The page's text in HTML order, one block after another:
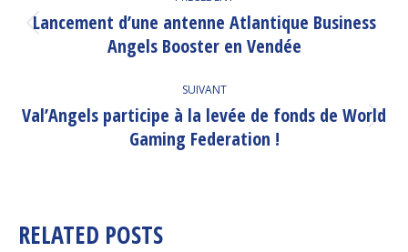
ARTICLE
Article
précédent
Lancement d’une antenne Atlantique Business
Angels Booster en Vendée
SUIVANT
Article
suivant
Val’Angels participe à la levée de fonds de World
Gaming Federation !
RELATED POSTS